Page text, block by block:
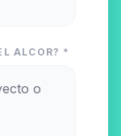
ALCOR? *